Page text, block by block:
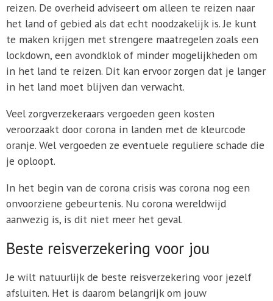
reizen. De overheid adviseert om alleen te reizen naar
het land of gebied als dat echt noodzakelijk is. Je kunt
te maken krijgen met strengere maatregelen zoals een
lockdown, een avondklok of minder mogelijkheden om
in het land te reizen. Dit kan ervoor zorgen dat je langer
in het land moet blijven dan verwacht.
Veel zorgverzekeraars vergoeden geen kosten
veroorzaakt door corona in landen met de kleurcode
oranje. Wel vergoeden ze eventuele reguliere schade die
je oploopt.
In het begin van de corona crisis was corona nog een
onvoorziene gebeurtenis. Nu corona wereldwijd
aanwezig is, is dit niet meer het geval.
Beste reisverzekering voor jou
Je wilt natuurlijk de beste reisverzekering voor jezelf
afsluiten. Het is daarom belangrijk om jouw